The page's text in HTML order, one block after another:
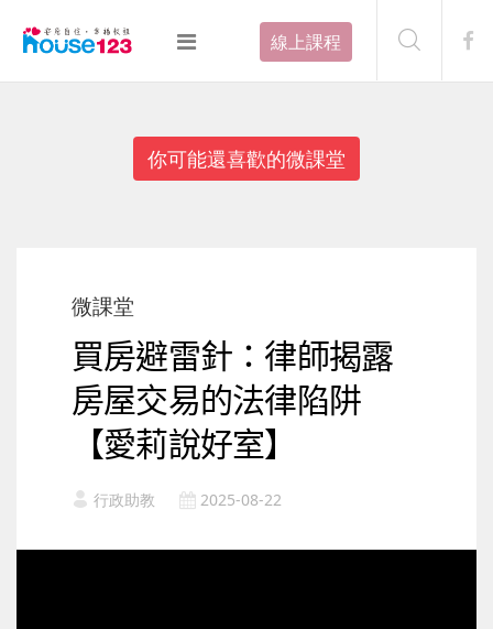
線上課程
你可能還喜歡的微課堂
微課堂
買房避雷針：律師揭露
房屋交易的法律陷阱
【愛莉說好室】
行政助教 2025-08-22